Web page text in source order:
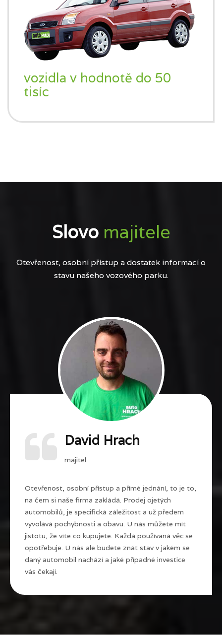
vozidla v hodnotě do 50
tisíc
Slovo majitele
Otevřenost, osobní přístup a dostatek informací o
stavu našeho vozového parku.
David Hrach
majitel
Otevřenost, osobní přístup a přímé jednání, to je to,
na čem si naše firma zakládá. Prodej ojetých
automobilů, je specifická záležitost a už předem
vyvolává pochybnosti a obavu. U nás můžete mít
jistotu, že víte co kupujete. Každá používaná věc se
opotřebuje. U nás ale budete znát stav v jakém se
daný automobil nachází a jaké případné investice
vás čekají.